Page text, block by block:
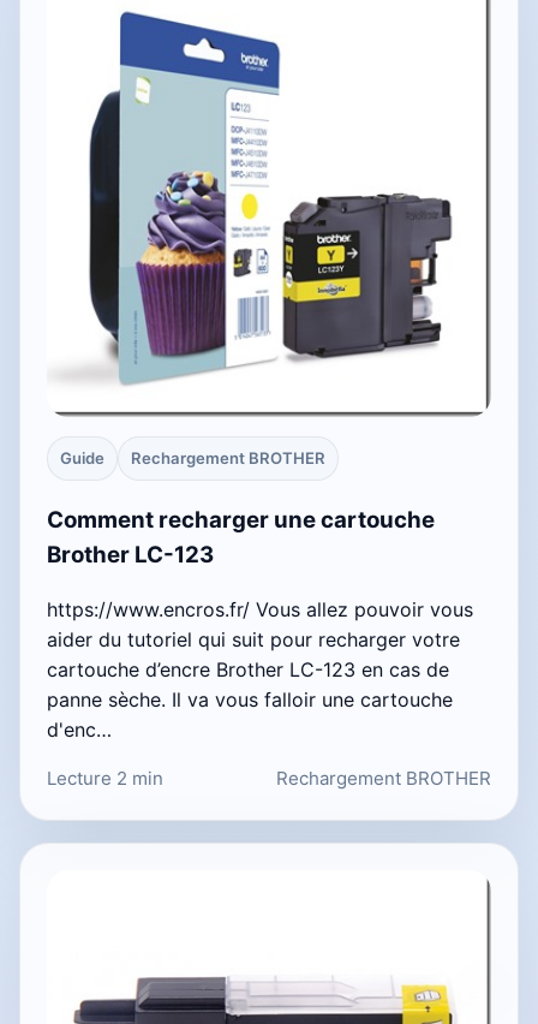
Guide Rechargement BROTHER
Comment recharger une cartouche
Brother LC-123
https://www.encros.fr/ Vous allez pouvoir vous
aider du tutoriel qui suit pour recharger votre
cartouche d’encre Brother LC-123 en cas de
panne sèche. Il va vous falloir une cartouche
d'enc…
Lecture 2 min Rechargement BROTHER